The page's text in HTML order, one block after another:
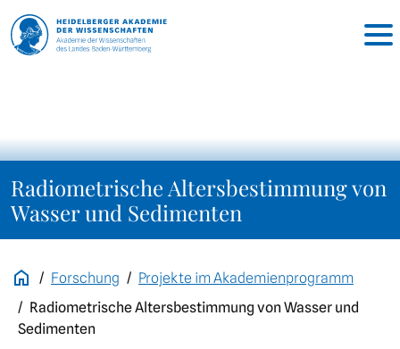
Radiometrische Altersbestimmung von
Wasser und Sedimenten
Forschung
Projekte im Akademienprogramm
Radiometrische Altersbestimmung von Wasser und
Sedimenten